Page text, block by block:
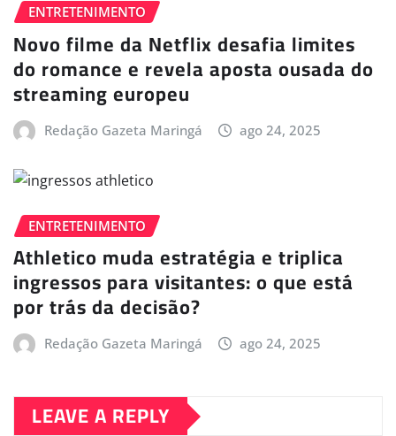
ENTRETENIMENTO
Novo filme da Netflix desafia limites
do romance e revela aposta ousada do
streaming europeu
Redação Gazeta Maringá ago 24, 2025
ENTRETENIMENTO
Athletico muda estratégia e triplica
ingressos para visitantes: o que está
por trás da decisão?
Redação Gazeta Maringá ago 24, 2025
LEAVE A REPLY